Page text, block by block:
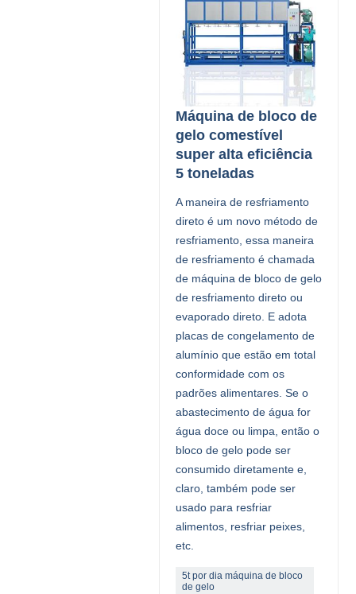
Máquina de bloco de
gelo comestível
super alta eficiência
5 toneladas
A maneira de resfriamento
direto é um novo método de
resfriamento, essa maneira
de resfriamento é chamada
de máquina de bloco de gelo
de resfriamento direto ou
evaporado direto. E adota
placas de congelamento de
alumínio que estão em total
conformidade com os
padrões alimentares. Se o
abastecimento de água for
água doce ou limpa, então o
bloco de gelo pode ser
consumido diretamente e,
claro, também pode ser
usado para resfriar
alimentos, resfriar peixes,
etc.
5t por dia máquina de bloco
de gelo